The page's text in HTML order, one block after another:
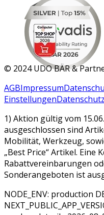
MAR 2026
© 2024 UDO BÄR &
AGBImpressum
Einstellungen
1) Aktion gültig vom
ausgeschlossen sind
Mobilität, Werkzeug,
„Best Price“ Artikel. Eine
Rabattvereinbarungen
Sonderangeboten ist
NODE_ENV: production